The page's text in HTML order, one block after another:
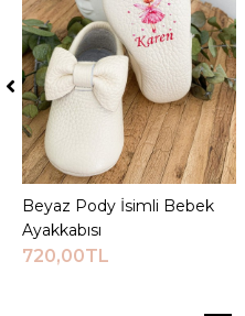
Sepete Ekle
Beyaz Pody İsimli Bebek
Ayakkabısı
720,00TL